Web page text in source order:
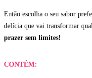
Então escolha o seu sabor
delícia que vai transformar
prazer sem limites!
CONTÉM: